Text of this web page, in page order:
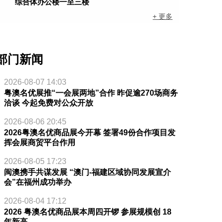
+ 更多
门新闻
2026-08-07 14:03
粤澳名优展推“一会展两地”合作 昨促逾270场商务
洽谈 今起免费对公众开放
2026-08-06 20:45
2026粤澳名优商品展今开幕 签署49份合作项目发
挥会展商贸平台作用
2026-08-05 17:23
闽澳携手共谋发展 “澳门-福建区域协同发展宣介
会”在福州成功举办
2026-08-04 17:12
2026 粤澳名优商品展本周四开锣 参展规模创 18